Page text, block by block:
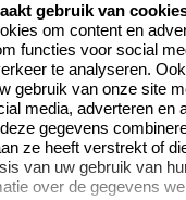
Contact
Veel
gebruik van
om content en
functies voor social
te analyseren.
gebruik van onze site
media, adverteren en
gegevens
ze heeft verstrekt of
van uw gebruik van
over de gegevens